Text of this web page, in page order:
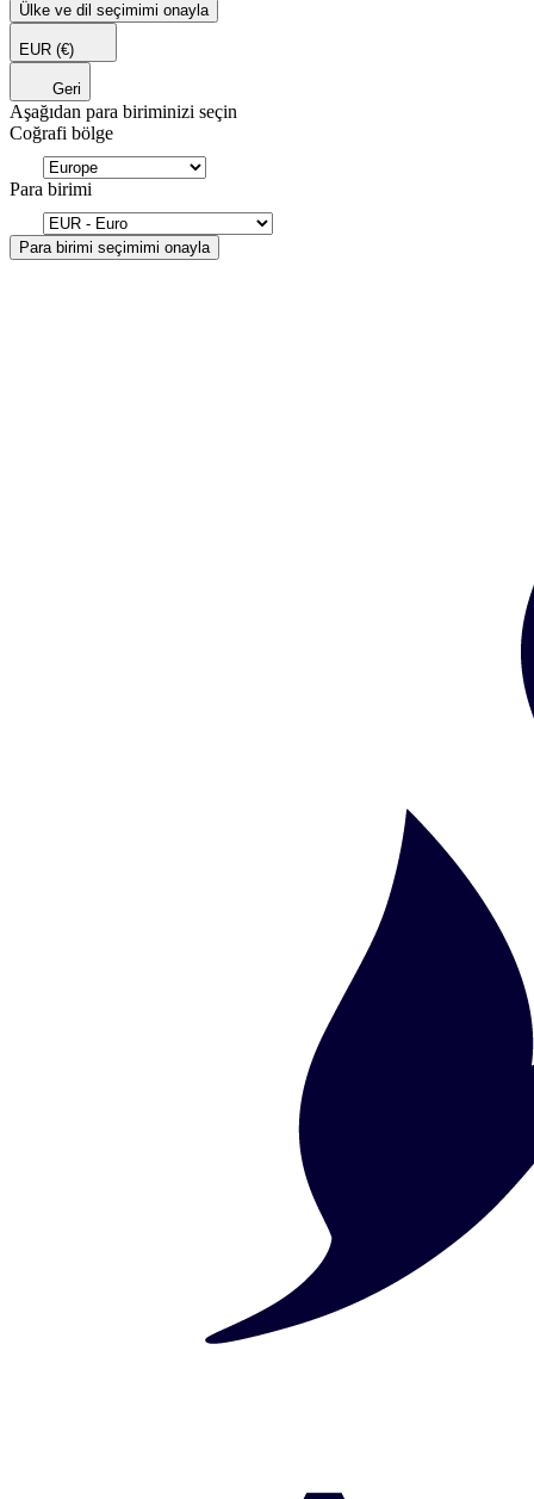
Ülke ve dil seçimimi onayla
EUR (€)
Geri
Aşağıdan para biriminizi seçin
Coğrafi bölge
Para birimi
Para birimi seçimimi onayla